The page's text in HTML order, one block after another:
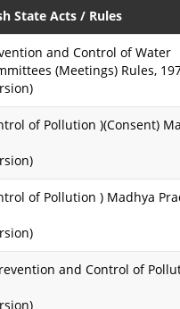
State Acts / Rules
and Control of Water
(Meetings) Rules,
of Pollution )(Consent)
of Pollution ) Madhya
and Control of